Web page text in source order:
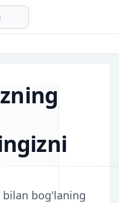
bog'laning